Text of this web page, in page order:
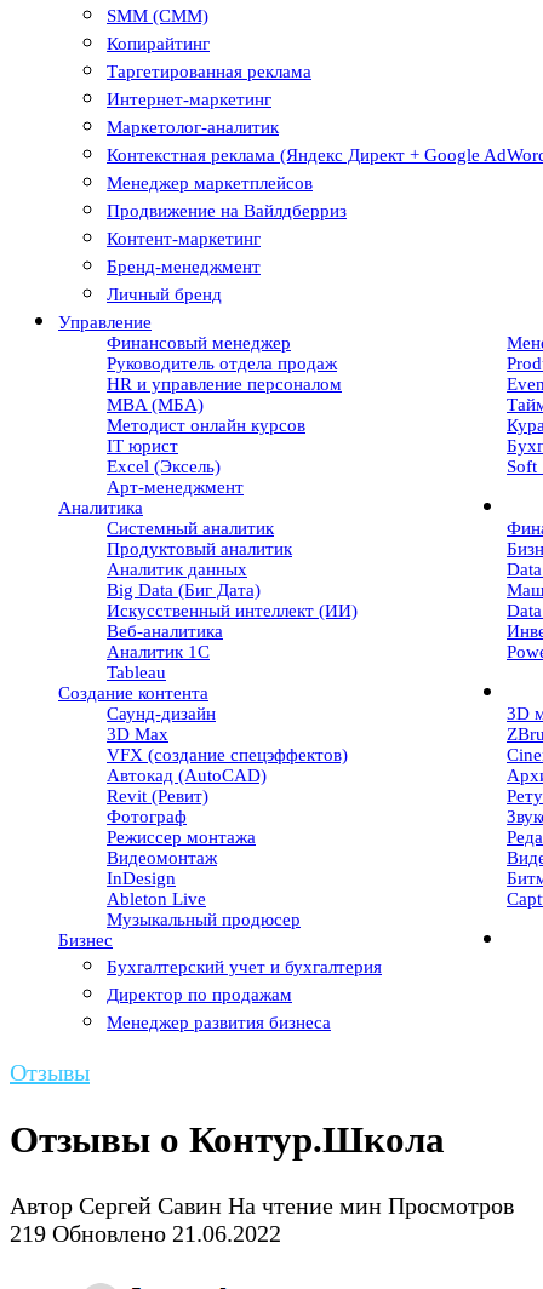
SMM (СММ)
Копирайтинг
Таргетированная реклама
Интернет-маркетинг
Маркетолог-аналитик
Контекстная реклама (Яндекс Директ + Google
Менеджер маркетплейсов
Продвижение на Вайлдберриз
Контент-маркетинг
Бренд-менеджмент
Личный бренд
Управление
Финансовый менеджер
Руководитель отдела продаж
HR и управление персоналом
MBA (МБА)
Методист онлайн курсов
IT юрист
Excel (Эксель)
Soft
Арт-менеджмент
Аналитика
Системный аналитик
Продуктовый аналитик
Аналитик данных
Big Data (Биг Дата)
Искусственный интеллект (ИИ)
Веб-аналитика
Аналитик 1С
Tableau
Создание контента
Саунд-дизайн
3D
3D Max
VFX (создание спецэффектов)
Автокад (AutoCAD)
Revit (Ревит)
Фотограф
Режиссер монтажа
Видеомонтаж
InDesign
Ableton Live
Музыкальный продюсер
Бизнес
Бухгалтерский учет и бухгалтерия
Директор по продажам
Менеджер развития бизнеса
Отзывы
Отзывы о Контур.Школа
Автор Сергей Савин На чтение мин Просмотров
219 Обновлено 21.06.2022